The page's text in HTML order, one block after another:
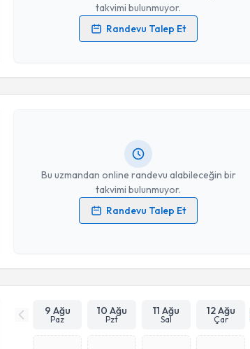
takvimi bulunmuyor.
Randevu Talep Et
Kişisel verilerimin işlenmesine ilişkinAydınlatma Metni
Bu uzmandan online randevu alabileceğin bir
takvimi bulunmuyor.
Randevu Talep Et
Kişisel verilerimin işlenmesine ilişkinAydınlatma Metni
9 Ağu
Paz
10 Ağu
Pzt
11 Ağu
Sal
12 Ağu
Çar